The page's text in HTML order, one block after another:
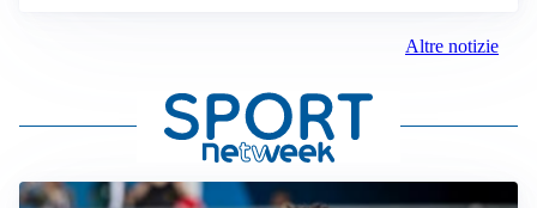
Altre notizie